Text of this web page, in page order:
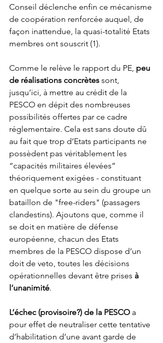
Conseil déclenche enfin ce mécanisme
de coopération renforcée auquel, de
façon inattendue, la quasi-totalité Etats
membres ont souscrit (1).
Comme le relève le rapport du PE, peu
de réalisations concrètes sont,
jusqu’ici, à mettre au crédit de la
PESCO en dépit des nombreuses
possibilités offertes par ce cadre
réglementaire. Cela est sans doute dû
au fait que trop d’Etats participants ne
possèdent pas véritablement les
“capacités militaires élevées”
théoriquement exigées - constituant
en quelque sorte au sein du groupe un
bataillon de "free-riders" (passagers
clandestins). Ajoutons que, comme il
se doit en matière de défense
européenne, chacun des Etats
membres de la PESCO dispose d’un
doit de veto, toutes les décisions
opérationnelles devant être prises à
l’unanimité.
L’échec (provisoire?) de la PESCO a
pour effet de neutraliser cette tentative
d’habilitation d’une avant garde de